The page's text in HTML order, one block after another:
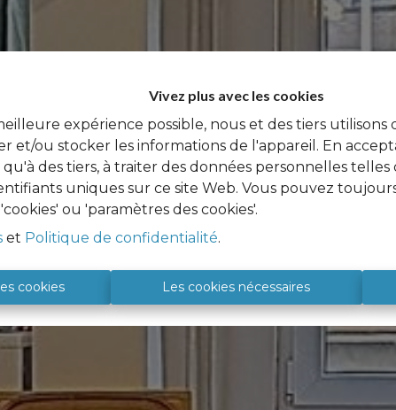
Vivez plus avec les cookies
expérience possible, nous et des tiers
et/ou stocker les informations de l'appareil. En
qu'à des tiers, à traiter des données personnelles
uniques sur ce site Web. Vous pouvez
ou 'paramètres des cookies'.
et Politique de confidentialité.
cookies Les cookies nécessaires